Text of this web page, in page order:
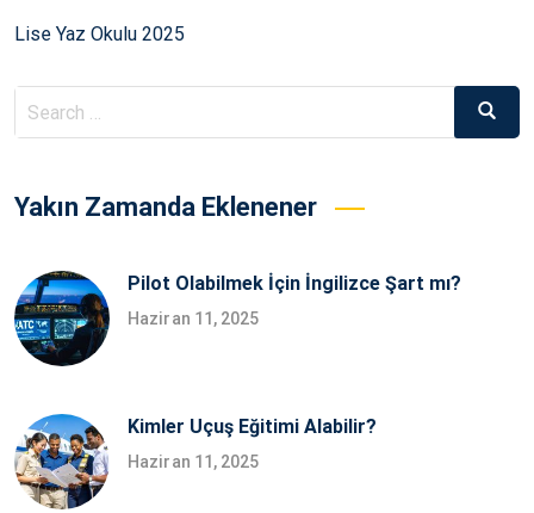
Lise Yaz Okulu 2025
Search
for:
Yakın Zamanda Eklenener
Pilot Olabilmek İçin İngilizce Şart mı?
Haziran 11, 2025
Kimler Uçuş Eğitimi Alabilir?
Haziran 11, 2025